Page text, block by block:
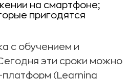
на смартфоне;
пригодятся
с обучением и
эти сроки можно
платформ (Learning